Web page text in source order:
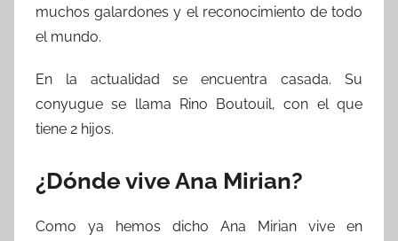
muchos galardones y el reconocimiento de todo
el mundo.
En la actualidad se encuentra casada. Su
conyugue se llama Rino Boutouil, con el que
tiene 2 hijos.
¿Dónde vive Ana Mirian?
Como ya hemos dicho Ana Mirian vive en